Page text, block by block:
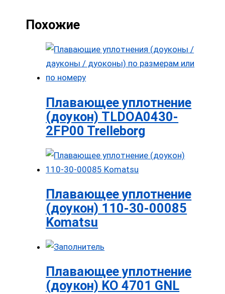
Похожие
Плавающее уплотнение
(доукон) TLDOA0430-
2FP00 Trelleborg
Плавающее уплотнение
(доукон) 110-30-00085
Komatsu
Плавающее уплотнение
(доукон) KO 4701 GNL